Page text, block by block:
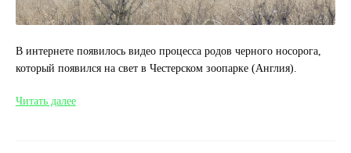
В интернете появилось видео процесса родов черного носорога,
который появился на свет в Честерском зоопарке (Англия).
Читать далееВ